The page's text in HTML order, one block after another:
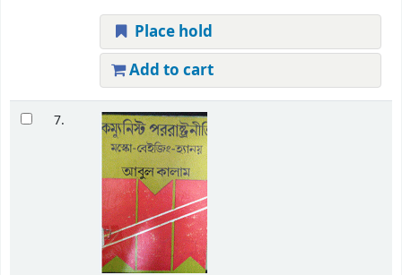
Place hold
Add to cart
7.